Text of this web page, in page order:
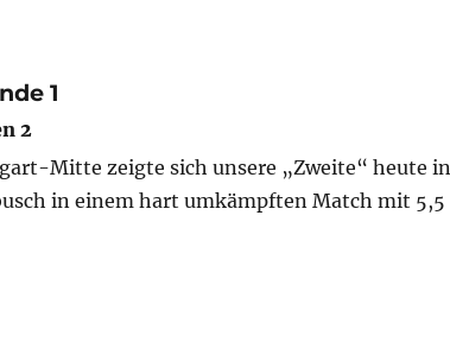
1
2
Mitte zeigte sich unsere „Zweite“ heute
in einem hart umkämpften Match mit